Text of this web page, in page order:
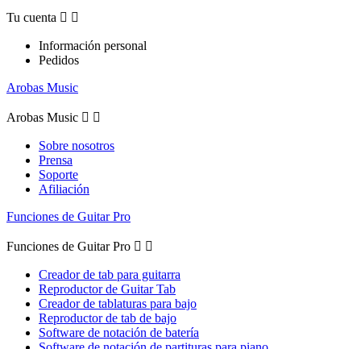
Tu cuenta  
Información personal
Pedidos
Arobas Music
Arobas Music  
Sobre nosotros
Prensa
Soporte
Afiliación
Funciones de Guitar Pro
Funciones de Guitar Pro  
Creador de tab para guitarra
Reproductor de Guitar Tab
Creador de tablaturas para bajo
Reproductor de tab de bajo
Software de notación de batería